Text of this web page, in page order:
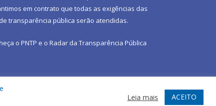
em contrato que todas as exigências das
transparência pública serão atendidas.
o PNTP e o Radar da Transparência Pública
Acessar Webmail
Leia mais ACEITO